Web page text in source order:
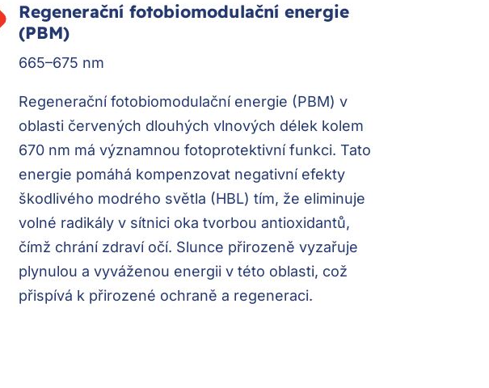
Regenerační fotobiomodulační energie
(PBM)
665–675 nm
Regenerační fotobiomodulační energie (PBM) v
oblasti červených dlouhých vlnových délek kolem
670 nm má významnou fotoprotektivní funkci. Tato
energie pomáhá kompenzovat negativní efekty
škodlivého modrého světla (HBL) tím, že eliminuje
volné radikály v sítnici oka tvorbou antioxidantů,
čímž chrání zdraví očí. Slunce přirozeně vyzařuje
plynulou a vyváženou energii v této oblasti, což
přispívá k přirozené ochraně a regeneraci.